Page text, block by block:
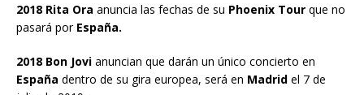
2018 Rita Ora anuncia las fechas de su Phoenix Tour que no
pasará porEspaña.
2018 Bon Jovi anuncian que darán un único concierto en
España dentro de su gira europea, será en Madrid el 7 de